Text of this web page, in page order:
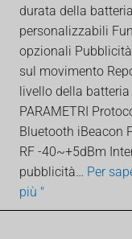
durata della batteria
personalizzabili
opzionali
sul movimento
livello della batteria
PARAMETRI
Bluetooth iBeacon
RF -40~+5dBm
pubblicità… Per
più "